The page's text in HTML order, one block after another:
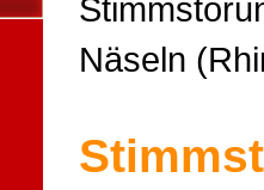
Näseln